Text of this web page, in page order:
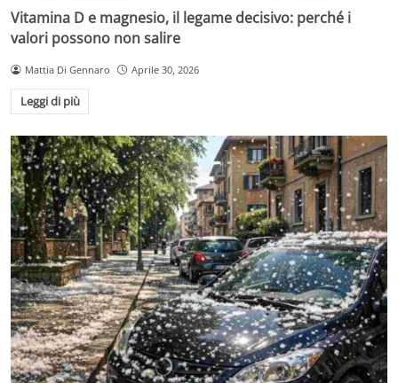
Vitamina D e magnesio, il legame decisivo: perché i
valori possono non salire
Mattia Di Gennaro Aprile 30, 2026
Leggi di più